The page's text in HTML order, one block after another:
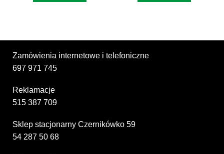
Zamówienia internetowe i telefoniczne
697 971 745
Reklamacje
515 387 709
Sklep stacjonarny Czernikówko 59
54 287 50 68